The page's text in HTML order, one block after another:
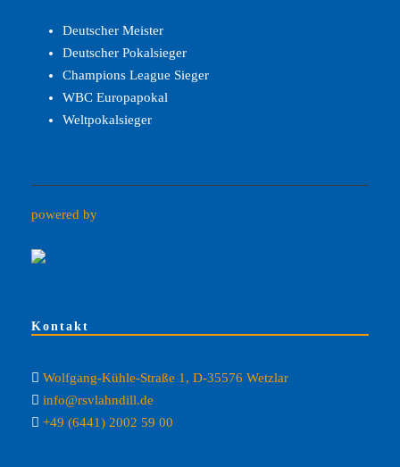
Deutscher Meister
Deutscher Pokalsieger
Champions League Sieger
WBC Europapokal
Weltpokalsieger
powered by
Kontakt
Wolfgang-Kühle-Straße 1, D-35576 Wetzlar
info@rsvlahndill.de
+49 (6441) 2002 59 00